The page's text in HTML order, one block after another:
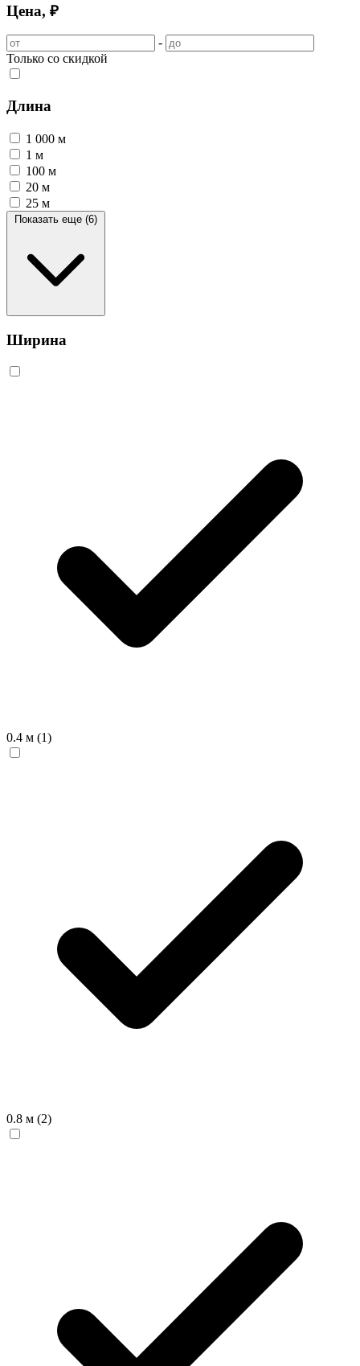
Цена, ₽
-
Только со скидкой
Длина
1 000 м
1 м
100 м
20 м
25 м
Показать еще (6)
Ширина
0.4 м (1)
0.8 м (2)